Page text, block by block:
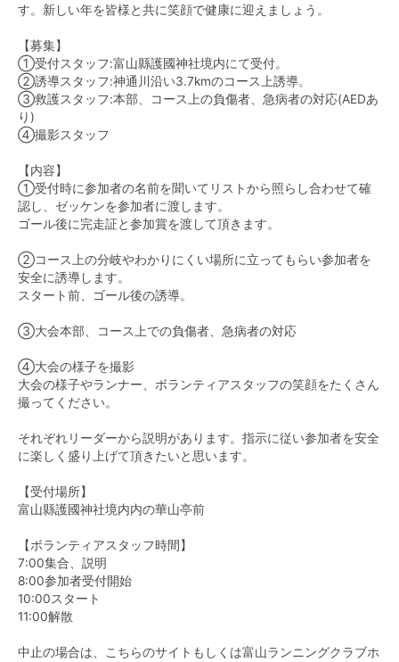
す。新しい年を皆様と共に笑顔で健康に迎えましょう。
【募集】
①受付スタッフ:富山縣護國神社境内にて受付。
②誘導スタッフ:神通川沿い3.7kmのコース上誘導。
③救護スタッフ:本部、コース上の負傷者、急病者の対応(AEDあ
り)
④撮影スタッフ
【内容】
①受付時に参加者の名前を聞いてリストから照らし合わせて確
認し、ゼッケンを参加者に渡します。
ゴール後に完走証と参加賞を渡して頂きます。
②コース上の分岐やわかりにくい場所に立ってもらい参加者を
安全に誘導します。
スタート前、ゴール後の誘導。
③大会本部、コース上での負傷者、急病者の対応
④大会の様子を撮影
大会の様子やランナー、ボランティアスタッフの笑顔をたくさん
撮ってください。
それぞれリーダーから説明があります。指示に従い参加者を安全
に楽しく盛り上げて頂きたいと思います。
【受付場所】
富山縣護國神社境内内の華山亭前
【ボランティアスタッフ時間】
7:00集合、説明
8:00参加者受付開始
10:00スタート
11:00解散
中止の場合は、こちらのサイトもしくは富山ランニングクラブホ